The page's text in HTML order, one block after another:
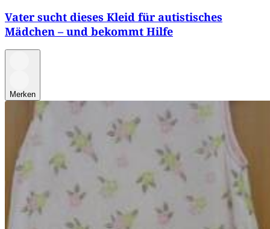
Vater sucht dieses Kleid für autistisches
Mädchen – und bekommt Hilfe
Merken